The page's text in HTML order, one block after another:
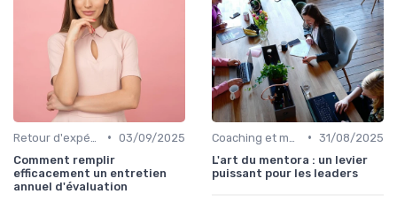
• 03/09/2025
Comment remplir
efficacement un entretien
annuel d'évaluation
• 31/08/2025
L'art du mentora : un levier
puissant pour les leaders